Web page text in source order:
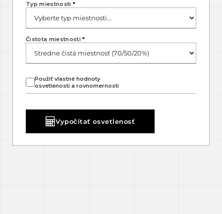
Typ miestnosti *
Použiť vlastné hodnoty
osvetlenosti a rovnomernosti
Čistota miestnosti*
Vypočítať osvetlenosť